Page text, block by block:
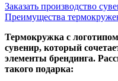
Заказать производство
Преимущества
Термокружка с
сувенир, который
элементы брендинга.
такого подарка: